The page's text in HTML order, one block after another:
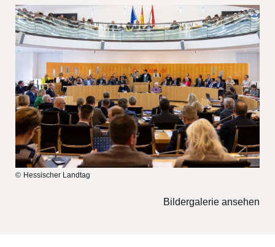
Bilddatei
Hessischer Landtag
Bildergalerie ansehen